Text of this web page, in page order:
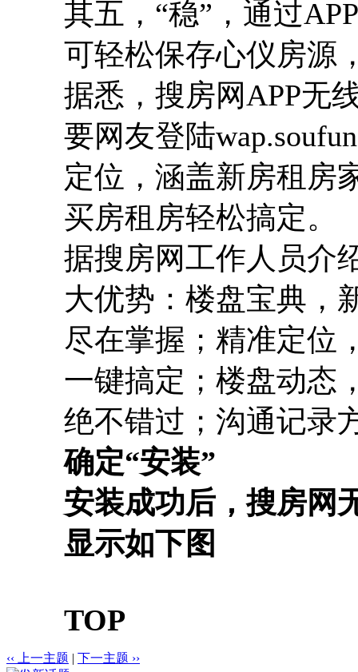
其五，“稳”，通过
可轻松保存心仪房源
据悉，搜房网APP无
要网友登陆
定位，涵盖新房租房
买房租房轻松搞定。
据搜房网工作人员介
大优势：楼盘宝典，
尽在掌握；精准定位
一键搞定；楼盘动态
绝不错过；沟通记录
确定“安装”
安装成功后，搜房网
显示如下图
TOP
‹‹ 上一主题 | 下一主题 ››